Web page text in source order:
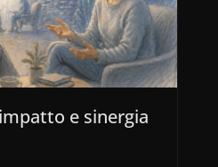
e sinergia